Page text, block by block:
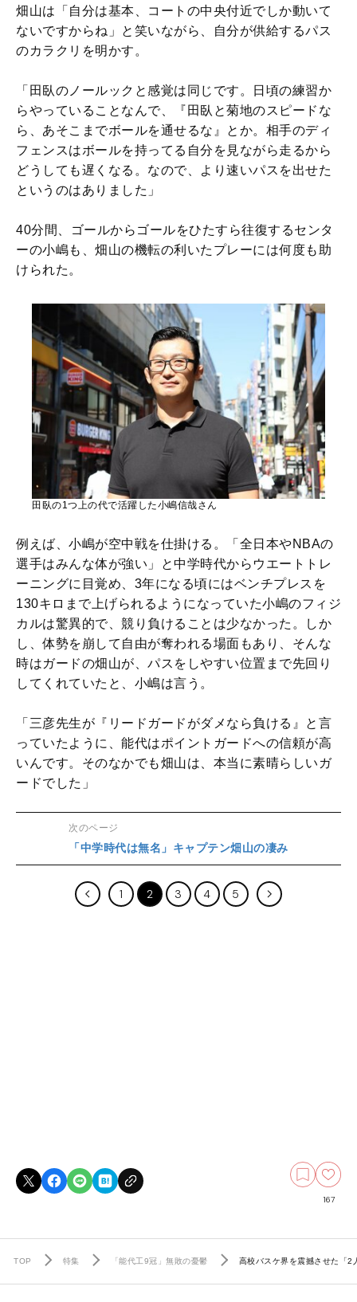
畑山は「自分は基本、コートの中央付近でしか動いて
ないですからね」と笑いながら、自分が供給するパス
のカラクリを明かす。
「田臥のノールックと感覚は同じです。日頃の練習か
らやっていることなんで、『田臥と菊地のスピードな
ら、あそこまでボールを通せるな』とか。相手のディ
フェンスはボールを持ってる自分を見ながら走るから
どうしても遅くなる。なので、より速いパスを出せた
というのはありました」
40分間、ゴールからゴールをひたすら往復するセンタ
ーの小嶋も、畑山の機転の利いたプレーには何度も助
けられた。
田臥の1つ上の代で活躍した小嶋信哉さん
例えば、小嶋が空中戦を仕掛ける。「全日本やNBAの
選手はみんな体が強い」と中学時代からウエートトレ
ーニングに目覚め、3年になる頃にはベンチプレスを
130キロまで上げられるようになっていた小嶋のフィジ
カルは驚異的で、競り負けることは少なかった。しか
し、体勢を崩して自由が奪われる場面もあり、そんな
時はガードの畑山が、パスをしやすい位置まで先回り
してくれていたと、小嶋は言う。
「三彦先生が『リードガードがダメなら負ける』と言
っていたように、能代はポイントガードへの信頼が高
いんです。そのなかでも畑山は、本当に素晴らしいガ
ードでした」
次のページ
「中学時代は無名」キャプテン畑山の凄み
1 2 3 4 5
167
TOP 特集 「能代工9冠」無敗の憂鬱 高校バスケ界を震撼させた「2